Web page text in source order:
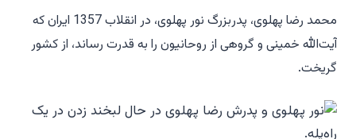
محمد رضا پهلوی، پدربزرگ نور پهلوی، در انقلاب 1357 ایران که
آیت‌الله خمینی و گروهی از روحانیون را به قدرت رساند، از کشور
گریخت.